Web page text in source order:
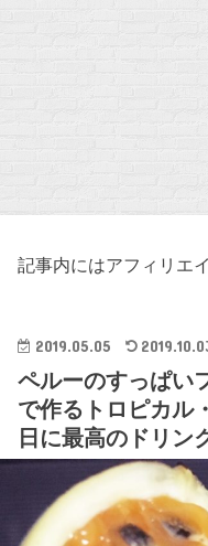
記事内にはアフィリエ
2019.05.05
ペルーのすっぱい
で作るトロピカル
日に最高のドリン